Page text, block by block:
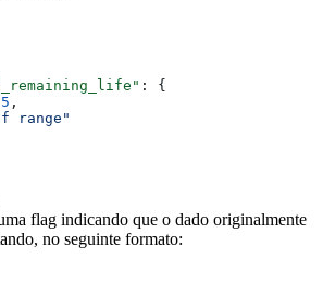
: {
,
range"
flag indicando que o dado originalmente
no seguinte formato: